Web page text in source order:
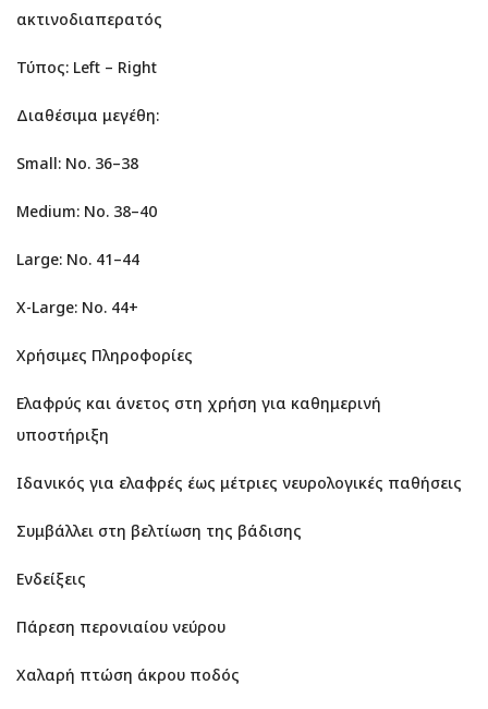
ακτινοδιαπερατός
Τύπος: Left – Right
Διαθέσιμα μεγέθη:
Small: Νο. 36–38
Medium: Νο. 38–40
Large: Νο. 41–44
X-Large: Νο. 44+
Χρήσιμες Πληροφορίες
Ελαφρύς και άνετος στη χρήση για καθημερινή
υποστήριξη
Ιδανικός για ελαφρές έως μέτριες νευρολογικές παθήσεις
Συμβάλλει στη βελτίωση της βάδισης
Ενδείξεις
Πάρεση περονιαίου νεύρου
Χαλαρή πτώση άκρου ποδός